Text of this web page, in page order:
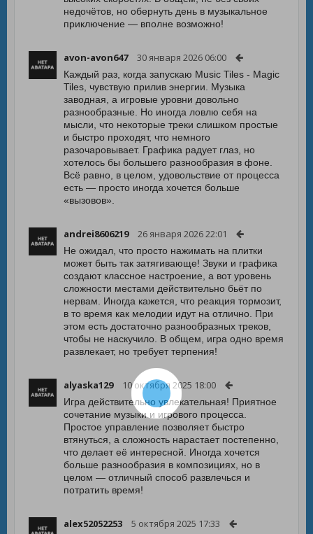
недочётов, но обернуть день в музыкальное
приключение — вполне возможно!
avon-avon647 30 января 2026 06:00
Каждый раз, когда запускаю Music Tiles - Magic
Tiles, чувствую прилив энергии. Музыка
заводная, а игровые уровни довольно
разнообразные. Но иногда ловлю себя на
мысли, что некоторые треки слишком простые
и быстро проходят, что немного
разочаровывает. Графика радует глаз, но
хотелось бы большего разнообразия в фоне.
Всё равно, в целом, удовольствие от процесса
есть — просто иногда хочется больше
«вызовов».
andrei8606219 26 января 2026 22:01
Не ожидал, что просто нажимать на плитки
может быть так затягивающе! Звуки и графика
создают классное настроение, а вот уровень
сложности местами действительно бьёт по
нервам. Иногда кажется, что реакция тормозит,
в то время как мелодии идут на отлично. При
этом есть достаточно разнообразных треков,
чтобы не наскучило. В общем, игра одно время
развлекает, но требует терпения!
alyaska129 10 октября 2025 18:00
Игра действительно увлекательная! Приятное
сочетание музыки и игрового процесса.
Простое управление позволяет быстро
втянуться, а сложность нарастает постепенно,
что делает её интересной. Иногда хочется
больше разнообразия в композициях, но в
целом — отличный способ развлечься и
потратить время!
alex52052253 5 октября 2025 17:33